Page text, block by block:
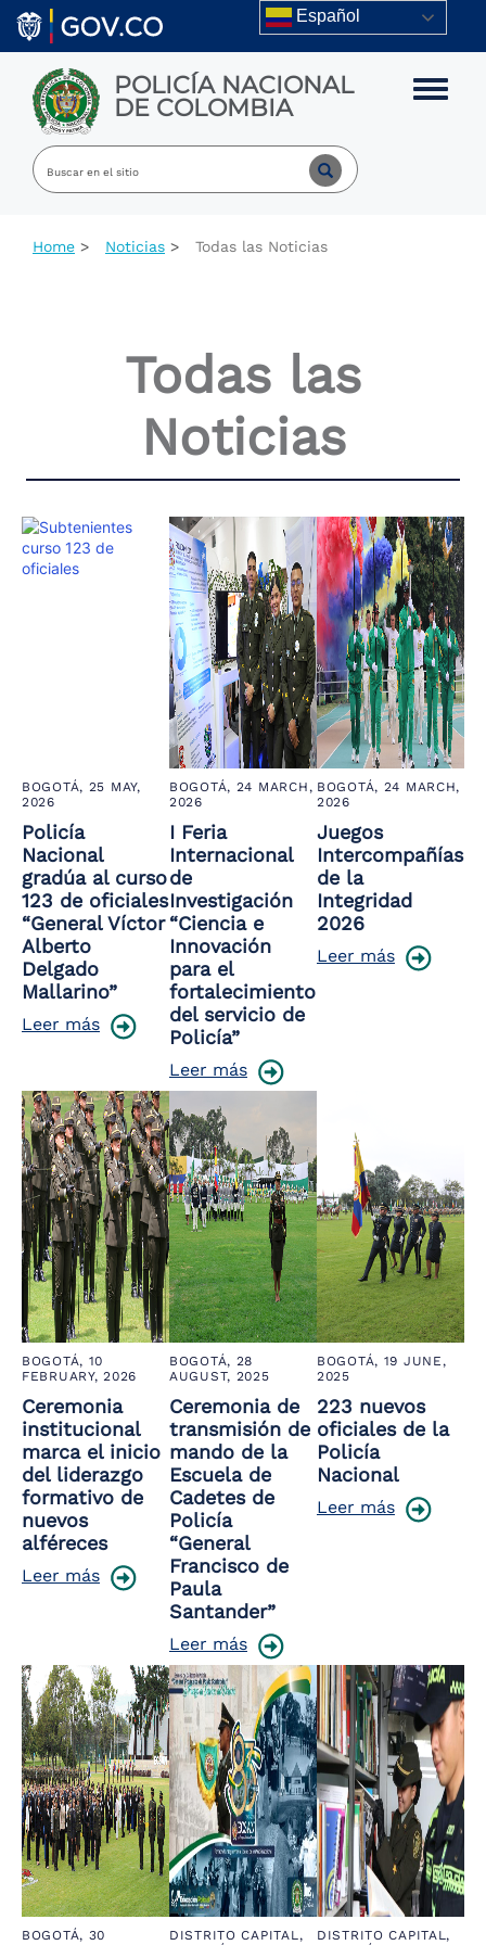
Skip to main content Español
POLICÍA NACIONAL
DE COLOMBIA Toggle
Home Noticias Todas las Noticias
Todas las
Noticias
BOGOTÁ, 25 MAY,
2026
Policía
Nacional
gradúa al curso
123 de oficiales
“General Víctor
Alberto
Delgado
Mallarino”
Leer más
BOGOTÁ, 24 MARCH,
2026
I Feria
Internacional
de
Investigación
“Ciencia e
Innovación
para el
fortalecimiento
del servicio de
Policía”
Leer más
BOGOTÁ, 24 MARCH,
2026
Juegos
Intercompañías
de la
Integridad
2026
Leer más
BOGOTÁ, 10
FEBRUARY, 2026
Ceremonia
institucional
marca el inicio
del liderazgo
formativo de
nuevos
alféreces
Leer más
BOGOTÁ, 28
AUGUST, 2025
Ceremonia de
transmisión de
mando de la
Escuela de
Cadetes de
Policía
“General
Francisco de
Paula
Santander”
Leer más
BOGOTÁ, 19 JUNE,
2025
223 nuevos
oficiales de la
Policía
Nacional
Leer más
BOGOTÁ, 30
DISTRITO CAPITAL,
DISTRITO CAPITAL,